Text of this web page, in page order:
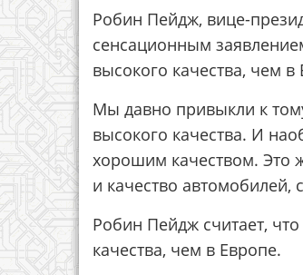
Робин Пейдж, вице-
сенсационным
высокого качества, чем в
Мы давно привыкли к
высокого качества. И
хорошим качеством. Это
и качество автомобилей,
Робин Пейдж считает,
качества, чем в Европе.